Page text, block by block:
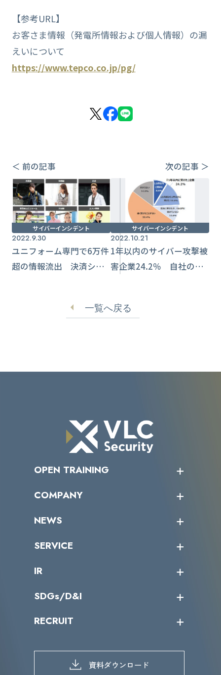
【参考URL】
お客さま情報（発電所情報および個人情報）の漏
えいについて
https://www.tepco.co.jp/pg/
＜ 前の記事 次の記事 ＞
サイバーインシデント
2022.9.30
ユニフォーム専門で6万件
超の情報流出 決済シス
サイバーインシデント
2022.10.21
1年以内のサイバー攻撃被
害企業24.2％ 自社のセ
査】
一覧へ戻る
OPEN TRAINING
受講者の声
COMPANY
トップメッセージ
ミッション／ビジョン
パートナー企業一覧
NEWS
サイバーニュース
SERVICE
カテゴリー別サービス一覧
IR
IRカレンダー
IRライブラリー
よくあるご質問
SDGs/D&I
当グループのマテリアリティ
SDGs推進体制
D&Iの取り組み
RECRUIT
募集職種一覧
メッセージ
資料ダウンロード